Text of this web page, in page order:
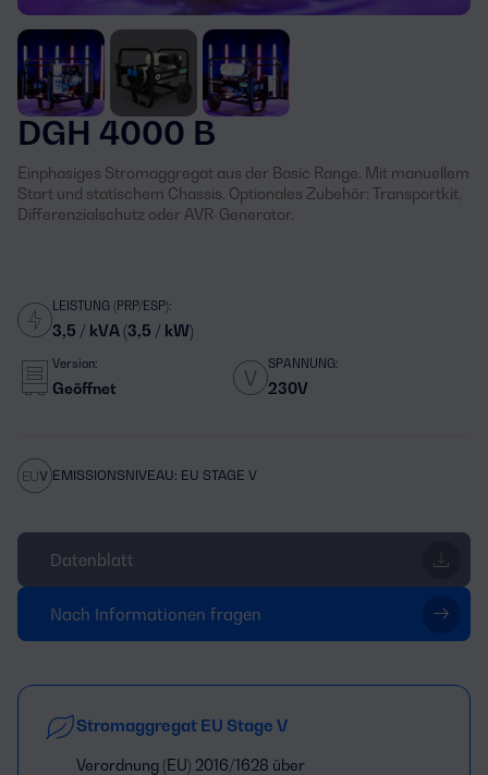
DGH 4000 B
Einphasiges Stromaggregat aus der Basic Range. Mit manuellem
Start und statischem Chassis. Optionales Zubehör: Transportkit,
Differenzialschutz oder AVR-Generator.
LEISTUNG (PRP/ESP):
3,5 / kVA (3,5 / kW)
Version:
Geöffnet
SPANNUNG:
230V
EMISSIONSNIVEAU: EU STAGE V
Datenblatt
Nach Informationen fragen
Stromaggregat EU Stage V
Verordnung (EU) 2016/1628 über